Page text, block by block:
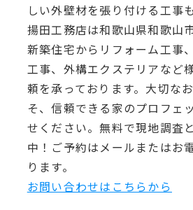
しい外壁材を張り付ける工事
揚田工務店は和歌山県和歌山
新築住宅からリフォーム工事
工事、外構エクステリアなど
頼を承っております。大切な
そ、信頼できる家のプロフェ
せください。無料で現地調査
中！ご予約はメールまたはお
ります。
お問い合わせはこちらから